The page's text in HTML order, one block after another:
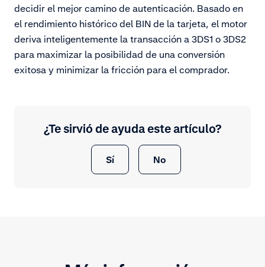
decidir el mejor camino de autenticación. Basado en
el rendimiento histórico del BIN de la tarjeta, el motor
deriva inteligentemente la transacción a 3DS1 o 3DS2
para maximizar la posibilidad de una conversión
exitosa y minimizar la fricción para el comprador.
¿Te sirvió de ayuda este artículo?
Sí No